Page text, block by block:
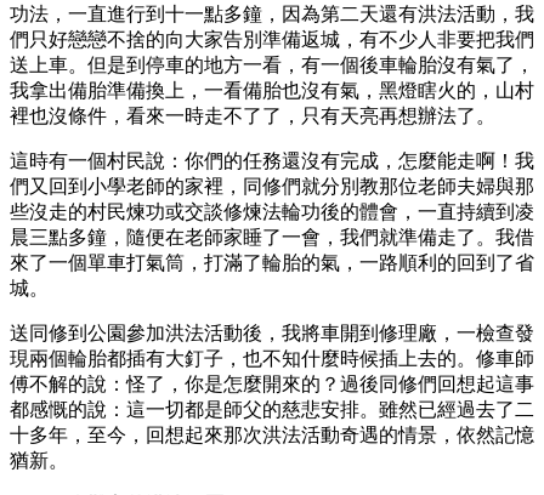
功法，一直進行到十一點多鐘，因為第二天還有洪法活動，我
們只好戀戀不捨的向大家告別準備返城，有不少人非要把我們
送上車。但是到停車的地方一看，有一個後車輪胎沒有氣了，
我拿出備胎準備換上，一看備胎也沒有氣，黑燈瞎火的，山村
裡也沒條件，看來一時走不了了，只有天亮再想辦法了。
這時有一個村民說：你們的任務還沒有完成，怎麼能走啊！我
們又回到小學老師的家裡，同修們就分別教那位老師夫婦與那
些沒走的村民煉功或交談修煉法輪功後的體會，一直持續到凌
晨三點多鐘，隨便在老師家睡了一會，我們就準備走了。我借
來了一個單車打氣筒，打滿了輪胎的氣，一路順利的回到了省
城。
送同修到公園參加洪法活動後，我將車開到修理廠，一檢查發
現兩個輪胎都插有大釘子，也不知什麼時候插上去的。修車師
傅不解的說：怪了，你是怎麼開來的？過後同修們回想起這事
都感慨的說：這一切都是師父的慈悲安排。雖然已經過去了二
十多年，至今，回想起來那次洪法活動奇遇的情景，依然記憶
猶新。